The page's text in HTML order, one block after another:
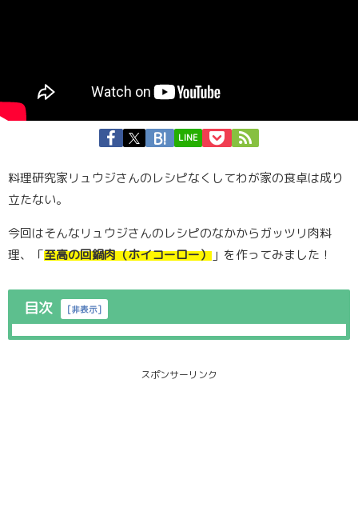
LINE
料理研究家リュウジさんのレシピなくしてわが家の食卓は成り
立たない。
今回はそんなリュウジさんのレシピのなかからガッツリ肉料
理、「至高の回鍋肉（ホイコーロー） 」を作ってみました！
目次 [非表示]
スポンサーリンク